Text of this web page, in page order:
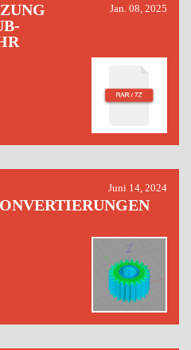
Jan. 08, 2025
Juni 14, 2024